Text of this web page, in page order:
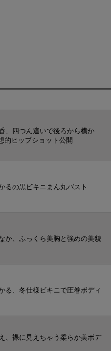
、四つん這いで後ろから横か
的ヒップショット公開
るの黒ビキニまん丸バスト
か、ふっくら美胸と強めの美貌
る、冬仕様ビキニで圧巻ボディ
、裸に見えちゃう柔らか美ボデ